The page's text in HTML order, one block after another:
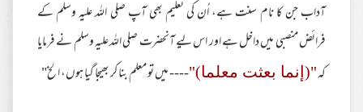
آداب جن کا نام سنت ہے، اُن کی تعلیم بھی آپ صلی اللہ علیہ وسلم کے
فرائض منصبی میں داخل ہے اور اس لیے آنحضرت صلی اللہ علیہ وسلم نے فرمایا
کہ"(إنما بعثت معلما)"---- میں تو معلم بنا کر بھیجا گیا ہوں، الخ"